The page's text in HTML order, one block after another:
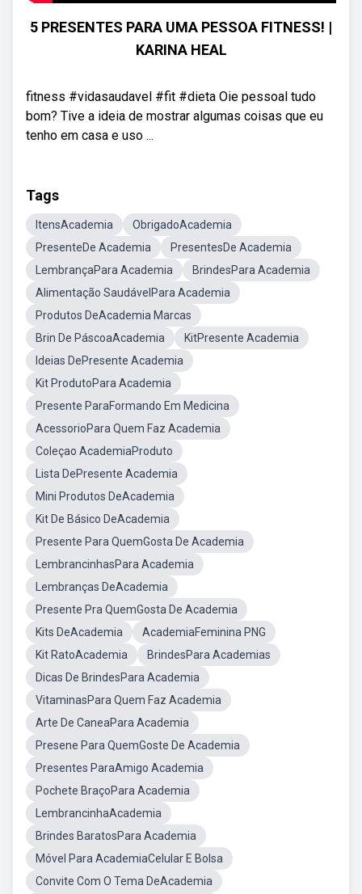
5 PRESENTES PARA UMA PESSOA FITNESS! |
KARINA HEAL
fitness #vidasaudavel #fit #dieta Oie pessoal tudo
bom? Tive a ideia de mostrar algumas coisas que eu
tenho em casa e uso ...
Tags
ItensAcademia
ObrigadoAcademia
PresenteDe Academia
PresentesDe Academia
LembrançaPara Academia
BrindesPara Academia
Alimentação SaudávelPara Academia
Produtos DeAcademia Marcas
Brin De PáscoaAcademia
KitPresente Academia
Ideias DePresente Academia
Kit ProdutoPara Academia
Presente ParaFormando Em Medicina
AcessorioPara Quem Faz Academia
Coleçao AcademiaProduto
Lista DePresente Academia
Mini Produtos DeAcademia
Kit De Básico DeAcademia
Presente Para QuemGosta De Academia
LembrancinhasPara Academia
Lembranças DeAcademia
Presente Pra QuemGosta De Academia
Kits DeAcademia
AcademiaFeminina PNG
Kit RatoAcademia
BrindesPara Academias
Dicas De BrindesPara Academia
VitaminasPara Quem Faz Academia
Arte De CaneaPara Academia
Presene Para QuemGoste De Academia
Presentes ParaAmigo Academia
Pochete BraçoPara Academia
LembrancinhaAcademia
Brindes BaratosPara Academia
Móvel Para AcademiaCelular E Bolsa
Convite Com O Tema DeAcademia